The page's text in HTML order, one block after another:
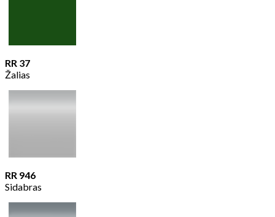
RR 37
Žalias
RR 946
Sidabras